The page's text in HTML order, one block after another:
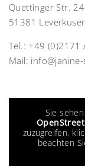
Quettinger Str. 24
51381
Tel.:+49 (0)2171
Mail:
Sie
zuzugreifen,
beachten